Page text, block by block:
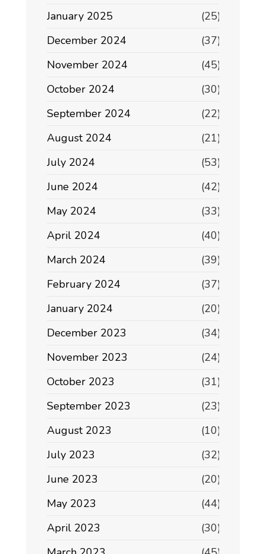
January 2025
(25)
December 2024
(37)
November 2024
(45)
October 2024
(30)
September 2024
(22)
August 2024
(21)
July 2024
(53)
June 2024
(42)
May 2024
(33)
April 2024
(40)
March 2024
(39)
February 2024
(37)
January 2024
(20)
December 2023
(34)
November 2023
(24)
October 2023
(31)
September 2023
(23)
August 2023
(10)
July 2023
(32)
June 2023
(20)
May 2023
(44)
April 2023
(30)